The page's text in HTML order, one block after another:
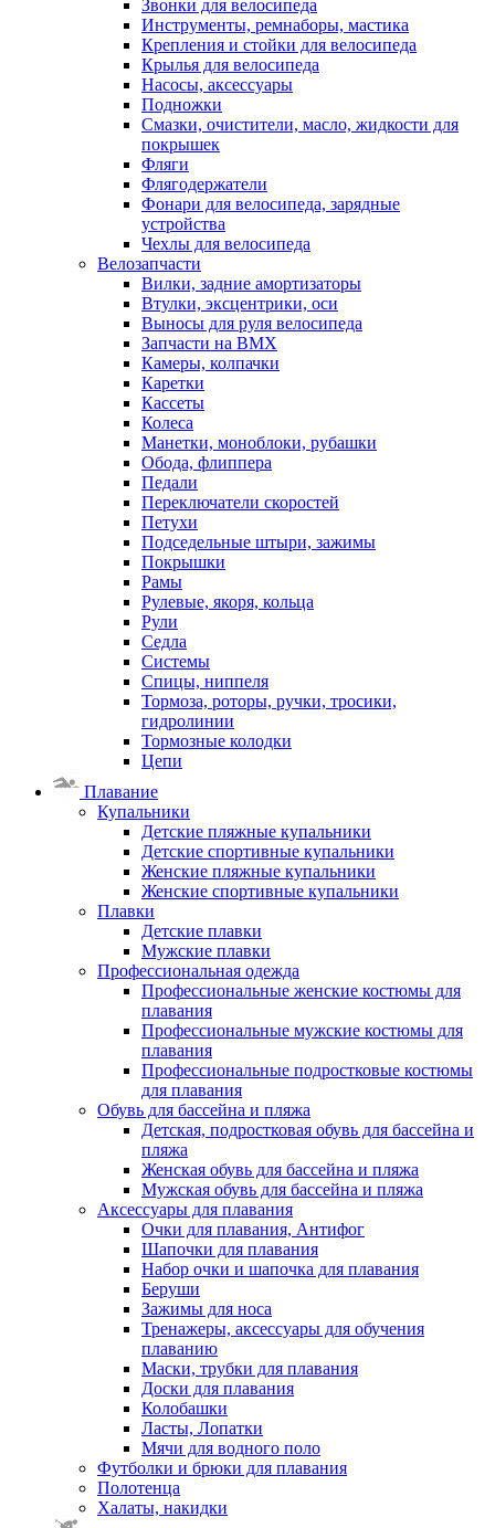
Звонки для велосипеда
Инструменты, ремнаборы, мастика
Крепления и стойки для велосипеда
Крылья для велосипеда
Насосы, аксессуары
Подножки
Смазки, очистители, масло, жидкости для
покрышек
Фляги
Флягодержатели
Фонари для велосипеда, зарядные
устройства
Чехлы для велосипеда
Велозапчасти
Вилки, задние амортизаторы
Втулки, эксцентрики, оси
Выносы для руля велосипеда
Запчасти на BMX
Камеры, колпачки
Каретки
Кассеты
Колеса
Манетки, моноблоки, рубашки
Обода, флиппера
Педали
Переключатели скоростей
Петухи
Подседельные штыри, зажимы
Покрышки
Рамы
Рулевые, якоря, кольца
Рули
Седла
Системы
Спицы, ниппеля
Тормоза, роторы, ручки, тросики,
гидролинии
Тормозные колодки
Цепи
Плавание
Купальники
Детские пляжные купальники
Детские спортивные купальники
Женские пляжные купальники
Женские спортивные купальники
Плавки
Детские плавки
Мужские плавки
Профессиональная одежда
Профессиональные женские костюмы для
плавания
Профессиональные мужские костюмы для
плавания
Профессиональные подростковые костюмы
для плавания
Обувь для бассейна и пляжа
Детская, подростковая обувь для бассейна и
пляжа
Женская обувь для бассейна и пляжа
Мужская обувь для бассейна и пляжа
Аксессуары для плавания
Очки для плавания, Антифог
Шапочки для плавания
Набор очки и шапочка для плавания
Беруши
Зажимы для носа
Тренажеры, аксессуары для обучения
плаванию
Маски, трубки для плавания
Доски для плавания
Колобашки
Ласты, Лопатки
Мячи для водного поло
Футболки и брюки для плавания
Полотенца
Халаты, накидки